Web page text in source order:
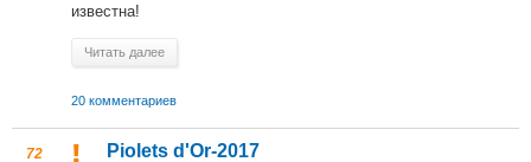
известна!
Читать далее
20 комментариев
72 Piolets d'Or-2017